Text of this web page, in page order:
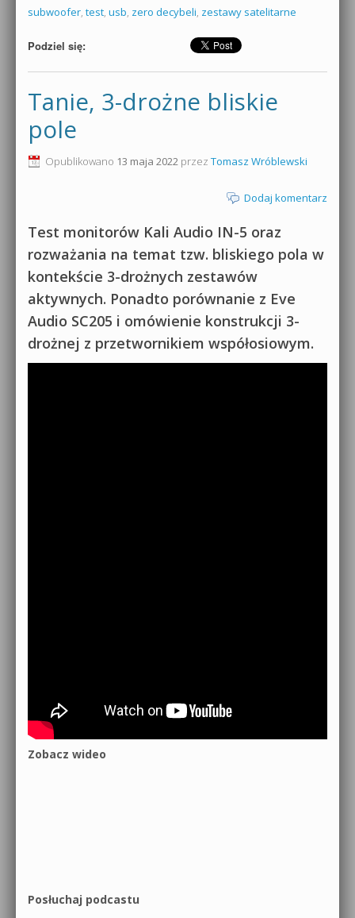
subwoofer, test, usb, zero decybeli, zestawy satelitarne
Podziel się:
Tanie, 3-drożne bliskie
pole
Opublikowano 13 maja 2022 przez Tomasz Wróblewski
Dodaj komentarz
Test monitorów Kali Audio IN-5 oraz
rozważania na temat tzw. bliskiego pola w
kontekście 3-drożnych zestawów
aktywnych. Ponadto porównanie z Eve
Audio SC205 i omówienie konstrukcji 3-
drożnej z przetwornikiem współosiowym.
Zobacz wideo
Posłuchaj podcastu